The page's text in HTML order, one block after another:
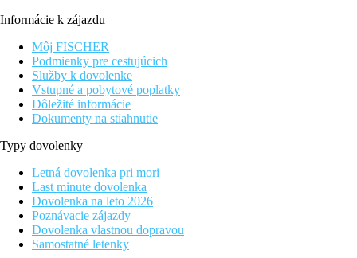
Informácie k zájazdu
Môj FISCHER
Podmienky pre cestujúcich
Služby k dovolenke
Vstupné a pobytové poplatky
Dôležité informácie
Dokumenty na stiahnutie
Typy dovolenky
Letná dovolenka pri mori
Last minute dovolenka
Dovolenka na leto 2026
Poznávacie zájazdy
Dovolenka vlastnou dopravou
Samostatné letenky